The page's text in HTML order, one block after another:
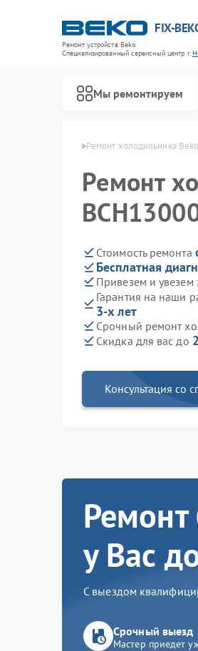
FIX-
Ремонт устройств Beko
Специализированный cервисный центр г.
Мы ремонтируем
Ремонт холодильника
Ремонт
Стоимость ремонта
Бесплатная
Привезем и
Гарантия на наши
3-х лет
Срочный ремонт
Скидка для вас до
Консультация со
Ремонт
у Вас
С выездом
Срочный выезд
Мастер приедет